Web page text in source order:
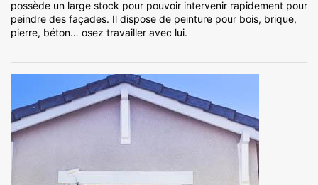
possède un large stock pour pouvoir intervenir rapidement pour
peindre des façades. Il dispose de peinture pour bois, brique,
pierre, béton… osez travailler avec lui.